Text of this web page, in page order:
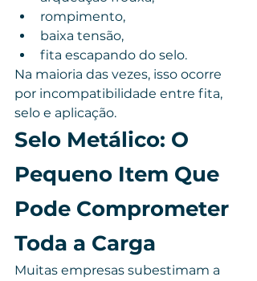
rompimento,
baixa tensão,
fita escapando do selo.
Na maioria das vezes, isso ocorre
por incompatibilidade entre fita,
selo e aplicação.
Selo Metálico: O
Pequeno Item Que
Pode Comprometer
Toda a Carga
Muitas empresas subestimam a